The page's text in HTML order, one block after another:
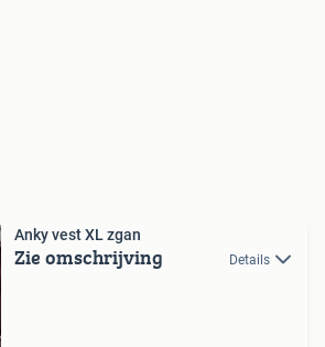
Anky vest XL zgan
Zie omschrijving Details